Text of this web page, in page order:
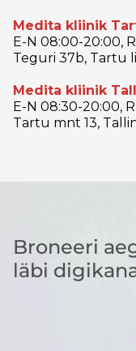
Medita kliinik
E-N 08:00-20:00,
Teguri 37b, Tartu
Medita kliinik
E-N 08:30-20:00,
Tartu mnt 13,
Broneeri
läbi